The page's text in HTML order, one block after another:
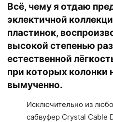
Всё, чему я отдаю
эклектичной
пластинок,
высокой степенью
естественной
при которых колонки
вымученно.
Исключительно из
сабвуфер Crystal Cable